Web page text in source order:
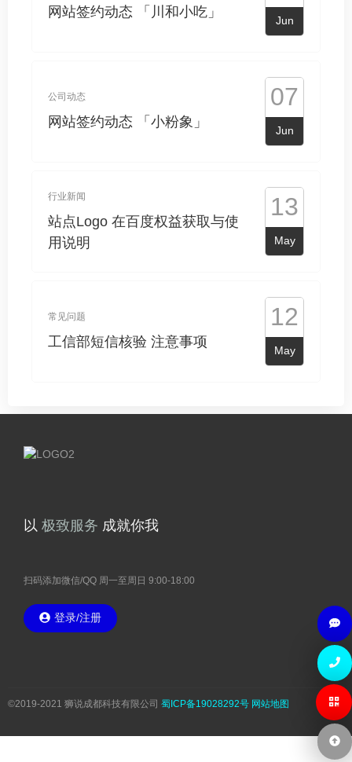
网站签约动态 「川和小吃」
Jun
公司动态
网站签约动态 「小粉象」
07
Jun
行业新闻
站点Logo 在百度权益获取与使
用说明
13
May
常见问题
工信部短信核验 注意事项
12
May
网站签约动态 「君悦行租车」
以 极 致 服 务
精湛 技 术 成就你我
扫码添加微信/QQ 周一至周日 9:00-18:00
登录/注册
©2019-2021 狮说成都科技有限公司 蜀ICP备19028292号 网站地图